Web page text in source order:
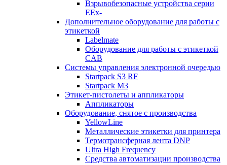
Взрывобезопасные устройства серии
EEx-
Дополнительное оборудование для работы с
этикеткой
Labelmate
Оборудование для работы с этикеткой
CAB
Системы управления электронной очередью
Startpack S3 RF
Startpack M3
Этикет-пистолеты и аппликаторы
Аппликаторы
Оборудование, снятое с производства
YellowLine
Металлические этикетки для принтера
Термотрансферная лента DNP
Ultra High Frequency
Средства автоматизации производства